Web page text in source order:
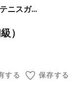
万博テニススクール（万博テニスガーデン）
）
する 保存する